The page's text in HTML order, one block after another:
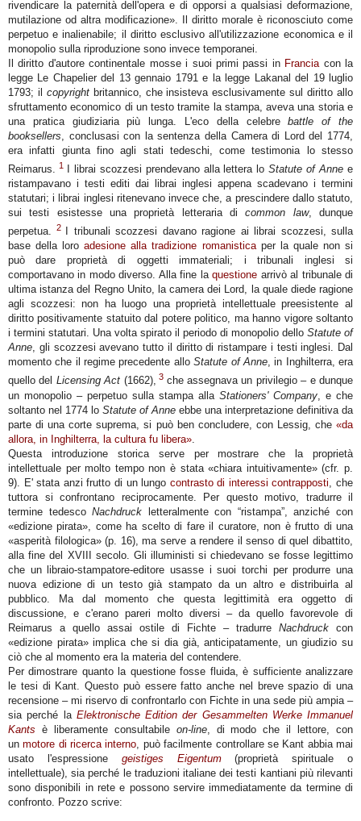
rivendicare la paternità dell'opera e di opporsi a qualsiasi deformazione,
mutilazione od altra modificazione». Il diritto morale è riconosciuto come
perpetuo e inalienabile; il diritto esclusivo all'utilizzazione economica e il
monopolio sulla riproduzione sono invece temporanei.
Il diritto d'autore continentale mosse i suoi primi passi in Francia con la
legge Le Chapelier del 13 gennaio 1791 e la legge Lakanal del 19 luglio
1793; il copyrightbritannico, che insisteva esclusivamente sul diritto allo
sfruttamento economico di un testo tramite la stampa, aveva una storia e
una pratica giudiziaria più lunga. L'eco della celebrebattle of the
booksellers , conclusasi con la sentenza della Camera di Lord del 1774,
era infatti giunta fino agli stati tedeschi, come testimonia lo stesso
Reimarus. 1 I librai scozzesi prendevano alla lettera loStatute of Anne e
ristampavano i testi editi dai librai inglesi appena scadevano i termini
statutari; i librai inglesi ritenevano invece che, a prescindere dallo statuto,
sui testi esistesse una proprietà letteraria dicommon law, dunque
perpetua. 2
I tribunali scozzesi davano ragione ai librai scozzesi, sulla
base della loroadesione alla tradizione romanisticaper la quale non si
può dare proprietà di oggetti immateriali; i tribunali inglesi si
comportavano in modo diverso. Alla fine laquestione arrivò al tribunale di
ultima istanza del Regno Unito, la camera dei Lord, la quale diede ragione
agli scozzesi: non ha luogo una proprietà intellettuale preesistente al
diritto positivamente statuito dal potere politico, ma hanno vigore soltanto
i termini statutari. Una volta spirato il periodo di monopolio dello Statute of
Anne, gli scozzesi avevano tutto il diritto di ristampare i testi inglesi. Dal
momento che il regime precedente alloStatute of Anne, in Inghilterra, era
quello del Licensing Act (1662), 3 che assegnava un privilegio – e dunque
un monopolio – perpetuo sulla stampa alla Stationers' Company , e che
soltanto nel 1774 lo Statute of Anne ebbe una interpretazione definitiva da
parte di una corte suprema, si può ben concludere, con Lessig, che «da
allora, in Inghilterra, la cultura fu libera»
Questa introduzione storica serve per mostrare che la proprietà
intellettuale per molto tempo non è stata «chiara intuitivamente» (cfr. p.
9). E' stata anzi frutto di un lungo contrasto di interessi contrapposti , che
tuttora si confrontano reciprocamente. Per questo motivo, tradurre il
termine tedescoNachdruck letteralmente con “ristampa”, anziché con
«edizione pirata», come ha scelto di fare il curatore, non è frutto di una
«asperità filologica» (p. 16), ma serve a rendere il senso di quel dibattito,
alla fine del XVIII secolo. Gli illuministi si chiedevano se fosse legittimo
che un libraio-stampatore-editore usasse i suoi torchi per produrre una
nuova edizione di un testo già stampato da un altro e distribuirla al
pubblico. Ma dal momento che questa legittimità era oggetto di
discussione, e c'erano pareri molto diversi – da quello favorevole di
Reimarus a quello assai ostile di Fichte – tradurre Nachdruck con
«edizione pirata» implica che si dia già, anticipatamente, un giudizio su
ciò che al momento era la materia del contendere.
Per dimostrare quanto la questione fosse fluida, è sufficiente analizzare
le tesi di Kant. Questo può essere fatto anche nel breve spazio di una
recensione – mi riservo di confrontarlo con Fichte in una sede più ampia –
sia perché la Elektronische Edition der Gesammelten Werke Immanuel
Kants è liberamente consultabile on-line, di modo che il lettore, con
unmotore di ricerca interno , può facilmente controllare se Kant abbia mai
usato l'espressione geistiges Eigentum(proprietà spirituale o
intellettuale), sia perché le traduzioni italiane dei testi kantiani più rilevanti
sono disponibili in rete e possono servire immediatamente da termine di
confronto. Pozzo scrive: